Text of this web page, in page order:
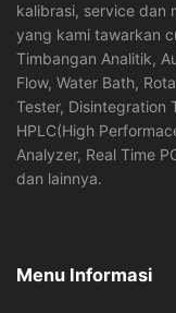
kalibrasi, service dan
yang kami tawarkan
Timbangan Analitik,
Flow, Water Bath,
Tester, Disintegration
HPLC(High
Analyzer, Real Time
dan lainnya.
Menu Informasi